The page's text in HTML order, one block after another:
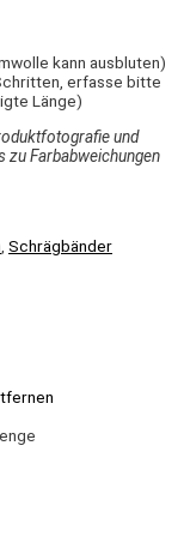
kann ausbluten)
erfasse bitte
Länge)
und
zu Farbabweichungen
, Schrägbänder